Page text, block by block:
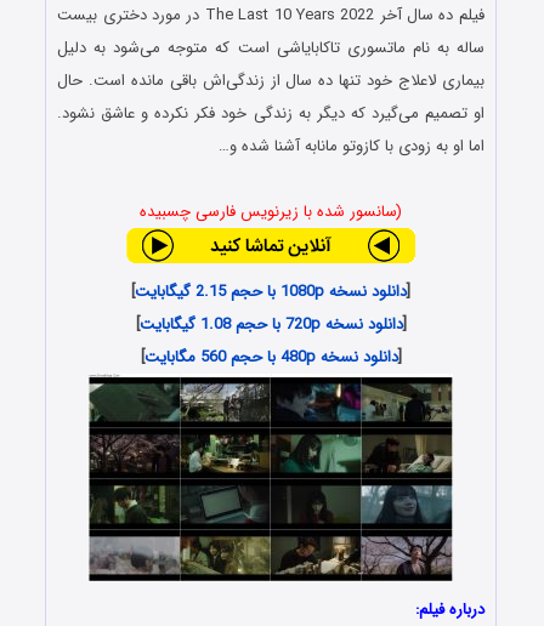
فیلم ده سال آخر The Last 10 Years 2022 در مورد دختری بیست
ساله به نام ماتسوری تاکابایاشی است که متوجه می‌شود به دلیل
بیماری لاعلاج خود تنها ده سال از زندگی‌اش باقی مانده است. حال
او تصمیم می‌گیرد که دیگر به زندگی خود فکر نکرده و عاشق نشود.
اما او به زودی با کازوتو مانابه آشنا شده و…
(سانسور شده با زیرنویس فارسی چسبیده
[دانلود نسخه 1080p با حجم 2.15 گیگابایت
]
[دانلود نسخه 720p با حجم 1.08 گیگابایت
]
[دانلود نسخه 480p با حجم 560 مگابایت ]
درباره فیلم: